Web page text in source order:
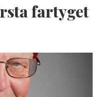
fartyget